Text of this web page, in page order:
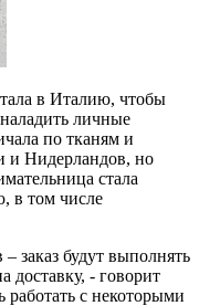
в Италию, чтобы
личные
по тканям и
и Нидерландов, но
стала
в том числе
заказ будут выполнять
доставку, - говорит
с некоторыми